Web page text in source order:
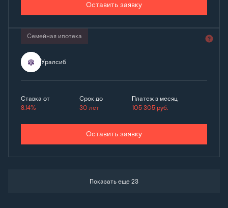
Оставить заявку
Семейная ипотека
Уралсиб
Ставка от
8.14%
Срок до
30 лет
Платеж в месяц
105 305руб.
Оставить заявку
Показать еще 23